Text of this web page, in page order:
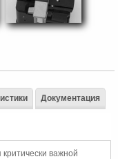
важной
Документация